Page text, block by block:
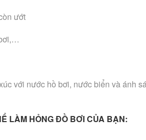
ướt
với nước hồ bơi, nước biển và ánh
LÀM HỎNG ĐỒ BƠI CỦA BẠN: